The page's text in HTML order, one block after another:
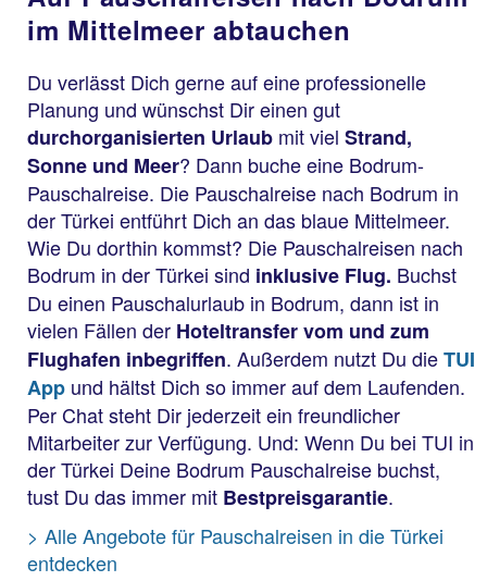
im Mittelmeer abtauchen
Du verlässt Dich gerne auf eine professionelle
Planung und wünschst Dir einen gut
durchorganisierten Urlaub mit viel Strand,
Sonne und Meer? Dann buche eine Bodrum-
Pauschalreise. Die Pauschalreise nach Bodrum in
der Türkei entführt Dich an das blaue Mittelmeer.
Wie Du dorthin kommst? Die Pauschalreisen nach
Bodrum in der Türkei sind inklusive Flug. Buchst
Du einen Pauschalurlaub in Bodrum, dann ist in
vielen Fällen der Hoteltransfer vom und zum
Flughafen inbegriffen. Außerdem nutzt Du dieTUI
App und hältst Dich so immer auf dem Laufenden.
Per Chat steht Dir jederzeit ein freundlicher
Mitarbeiter zur Verfügung. Und: Wenn Du bei TUI in
der Türkei Deine Bodrum Pauschalreise buchst,
tust Du das immer mit Bestpreisgarantie.
> Alle Angebote für Pauschalreisen in die Türkei
entdecken